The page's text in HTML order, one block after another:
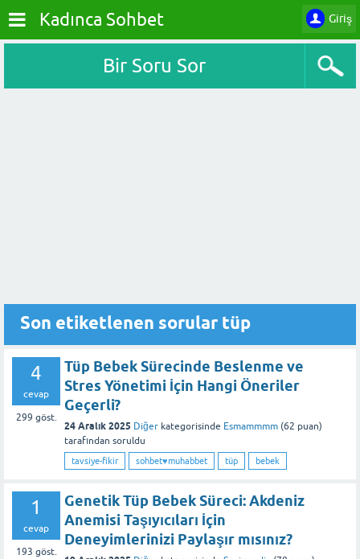
Giriş
Kadınca Sohbet
Bir Soru Sor
Son etiketlenen sorular tüp
4
cevap
299 göst.
Tüp Bebek Sürecinde Beslenme ve
Stres Yönetimi İçin Hangi Öneriler
Geçerli?
24 Aralık 2025 Diğer kategorisinde Esmammmm (62 puan)
tarafından soruldu
tavsiye-fikir sohbet♥️muhabbet tüp bebek
1
cevap
193 göst.
Genetik Tüp Bebek Süreci: Akdeniz
Anemisi Taşıyıcıları İçin
Deneyimlerinizi Paylaşır mısınız?